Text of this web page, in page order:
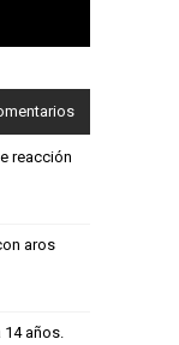
reacción
aros
14 años.